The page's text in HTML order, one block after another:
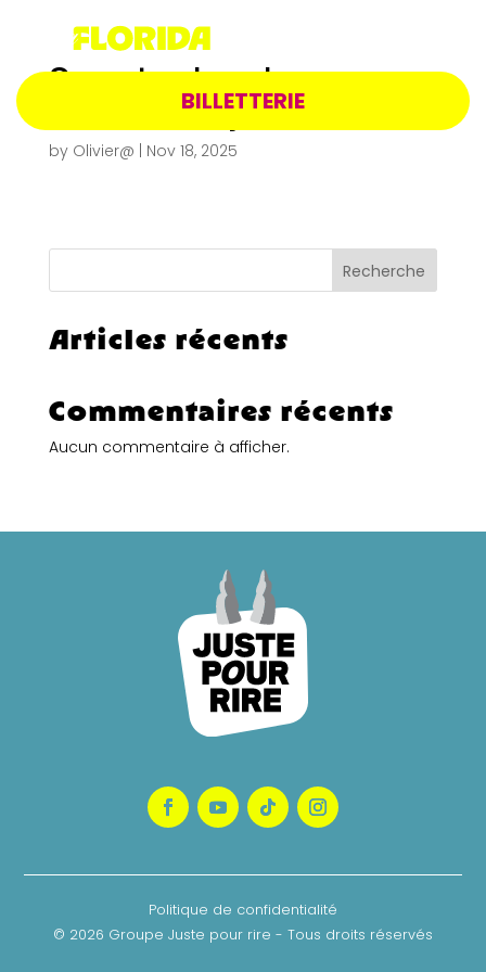
BILLETTERIE
Spectacle – La
Florida-31 juillet 2026
by Olivier@ Nov 18, 2025
Recherche
Articles récents
Commentaires récents
Aucun commentaire à afficher.
Politique de confidentialité
© 2026 Groupe Juste pour rire - Tous droits réservés